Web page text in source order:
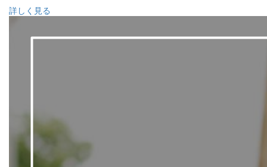
詳しく見る